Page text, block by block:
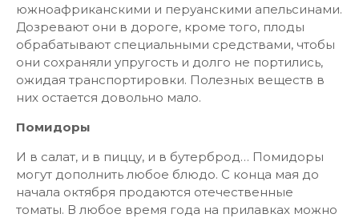
южноафриканскими и перуанскими апельсинами.
Дозревают они в дороге, кроме того, плоды
обрабатывают специальными средствами, чтобы
они сохраняли упругость и долго не портились,
ожидая транспортировки. Полезных веществ в
них остается довольно мало.
Помидоры
И в салат, и в пиццу, и в бутерброд… Помидоры
могут дополнить любое блюдо. С конца мая до
начала октября продаются отечественные
томаты. В любое время года на прилавках можно